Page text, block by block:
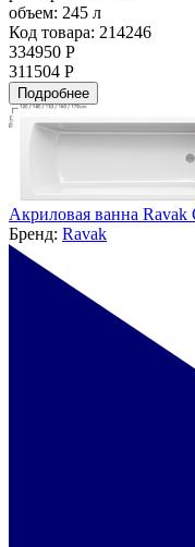
объем: 245 л
Код товара: 214246
334950 Р
311504 Р
Подробнее
Акриловая ванна
Бренд: Ravak